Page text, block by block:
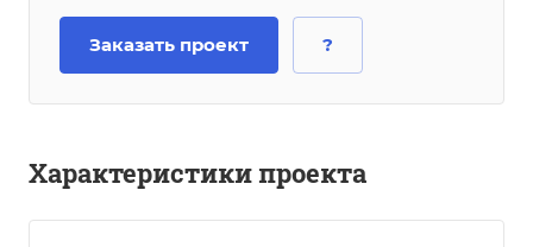
Заказать проект ?
Характеристики проекта